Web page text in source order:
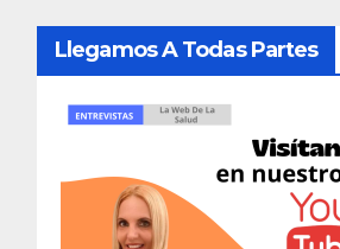
Llegamos A Todas Partes